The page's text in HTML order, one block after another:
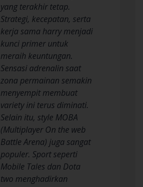
yang terakhir tetap.
Strategi, kecepatan, serta
kerja sama harry menjadi
kunci primer untuk
meraih keuntungan.
Sensasi adrenalin saat
zona permainan semakin
menyempit membuat
variety ini terus diminati.
Selain itu, style MOBA
(Multiplayer On the web
Battle Arena) juga sangat
populer. Sport seperti
Mobile Tales dan Dota
two menghadirkan